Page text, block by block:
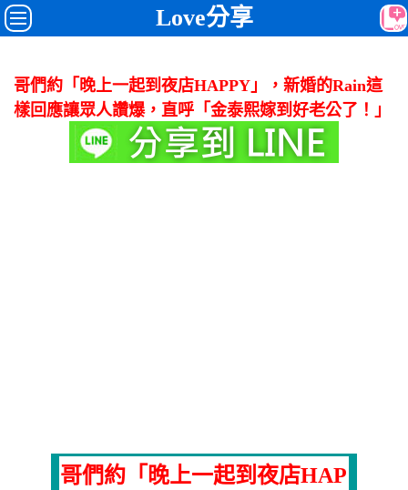
Love分享
哥們約「晚上一起到夜店HAPPY」，新婚的Rain這
樣回應讓眾人讚爆，直呼「金泰熙嫁到好老公了！」
哥們約「晚上一起到夜店HAP